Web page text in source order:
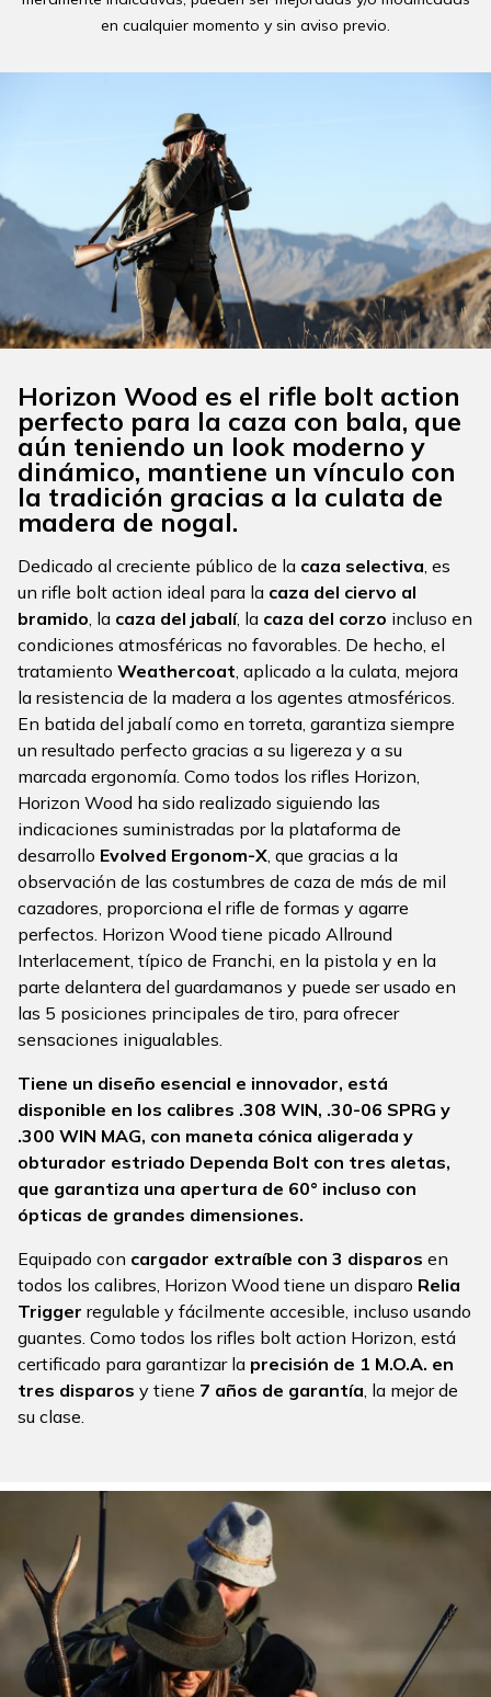
en cualquier momento y sin aviso previo.
Horizon Wood es el rifle bolt action
perfecto para la caza con bala, que
aún teniendo un look moderno y
dinámico, mantiene un vínculo con
la tradición gracias a la culata de
madera de nogal.
Dedicado al creciente público de la caza selectiva, es
un rifle bolt action ideal para la caza del ciervo al
bramido, la caza del jabalí, la caza del corzo incluso en
condiciones atmosféricas no favorables. De hecho, el
tratamiento Weathercoat, aplicado a la culata, mejora
la resistencia de la madera a los agentes atmosféricos.
En batida del jabalí como en torreta, garantiza siempre
un resultado perfecto gracias a su ligereza y a su
marcada ergonomía. Como todos los rifles Horizon,
Horizon Wood ha sido realizado siguiendo las
indicaciones suministradas por la plataforma de
desarrollo Evolved Ergonom-X, que gracias a la
observación de las costumbres de caza de más de mil
cazadores, proporciona el rifle de formas y agarre
perfectos. Horizon Wood tiene picado Allround
Interlacement, típico de Franchi, en la pistola y en la
parte delantera del guardamanos y puede ser usado en
las 5 posiciones principales de tiro, para ofrecer
sensaciones inigualables.
Tiene un diseño esencial e innovador, está
disponible en los calibres .308 WIN, .30-06 SPRG y
.300 WIN MAG, con maneta cónica aligerada y
obturador estriado Dependa Bolt con tres aletas,
que garantiza una apertura de 60° incluso con
ópticas de grandes dimensiones.
Equipado con cargador extraíble con 3 disparos en
todos los calibres, Horizon Wood tiene un disparo Relia
Trigger regulable y fácilmente accesible, incluso usando
guantes. Como todos los rifles bolt action Horizon, está
certificado para garantizar la precisión de 1 M.O.A. en
tres disparos y tiene 7 años de garantía, la mejor de
su clase.